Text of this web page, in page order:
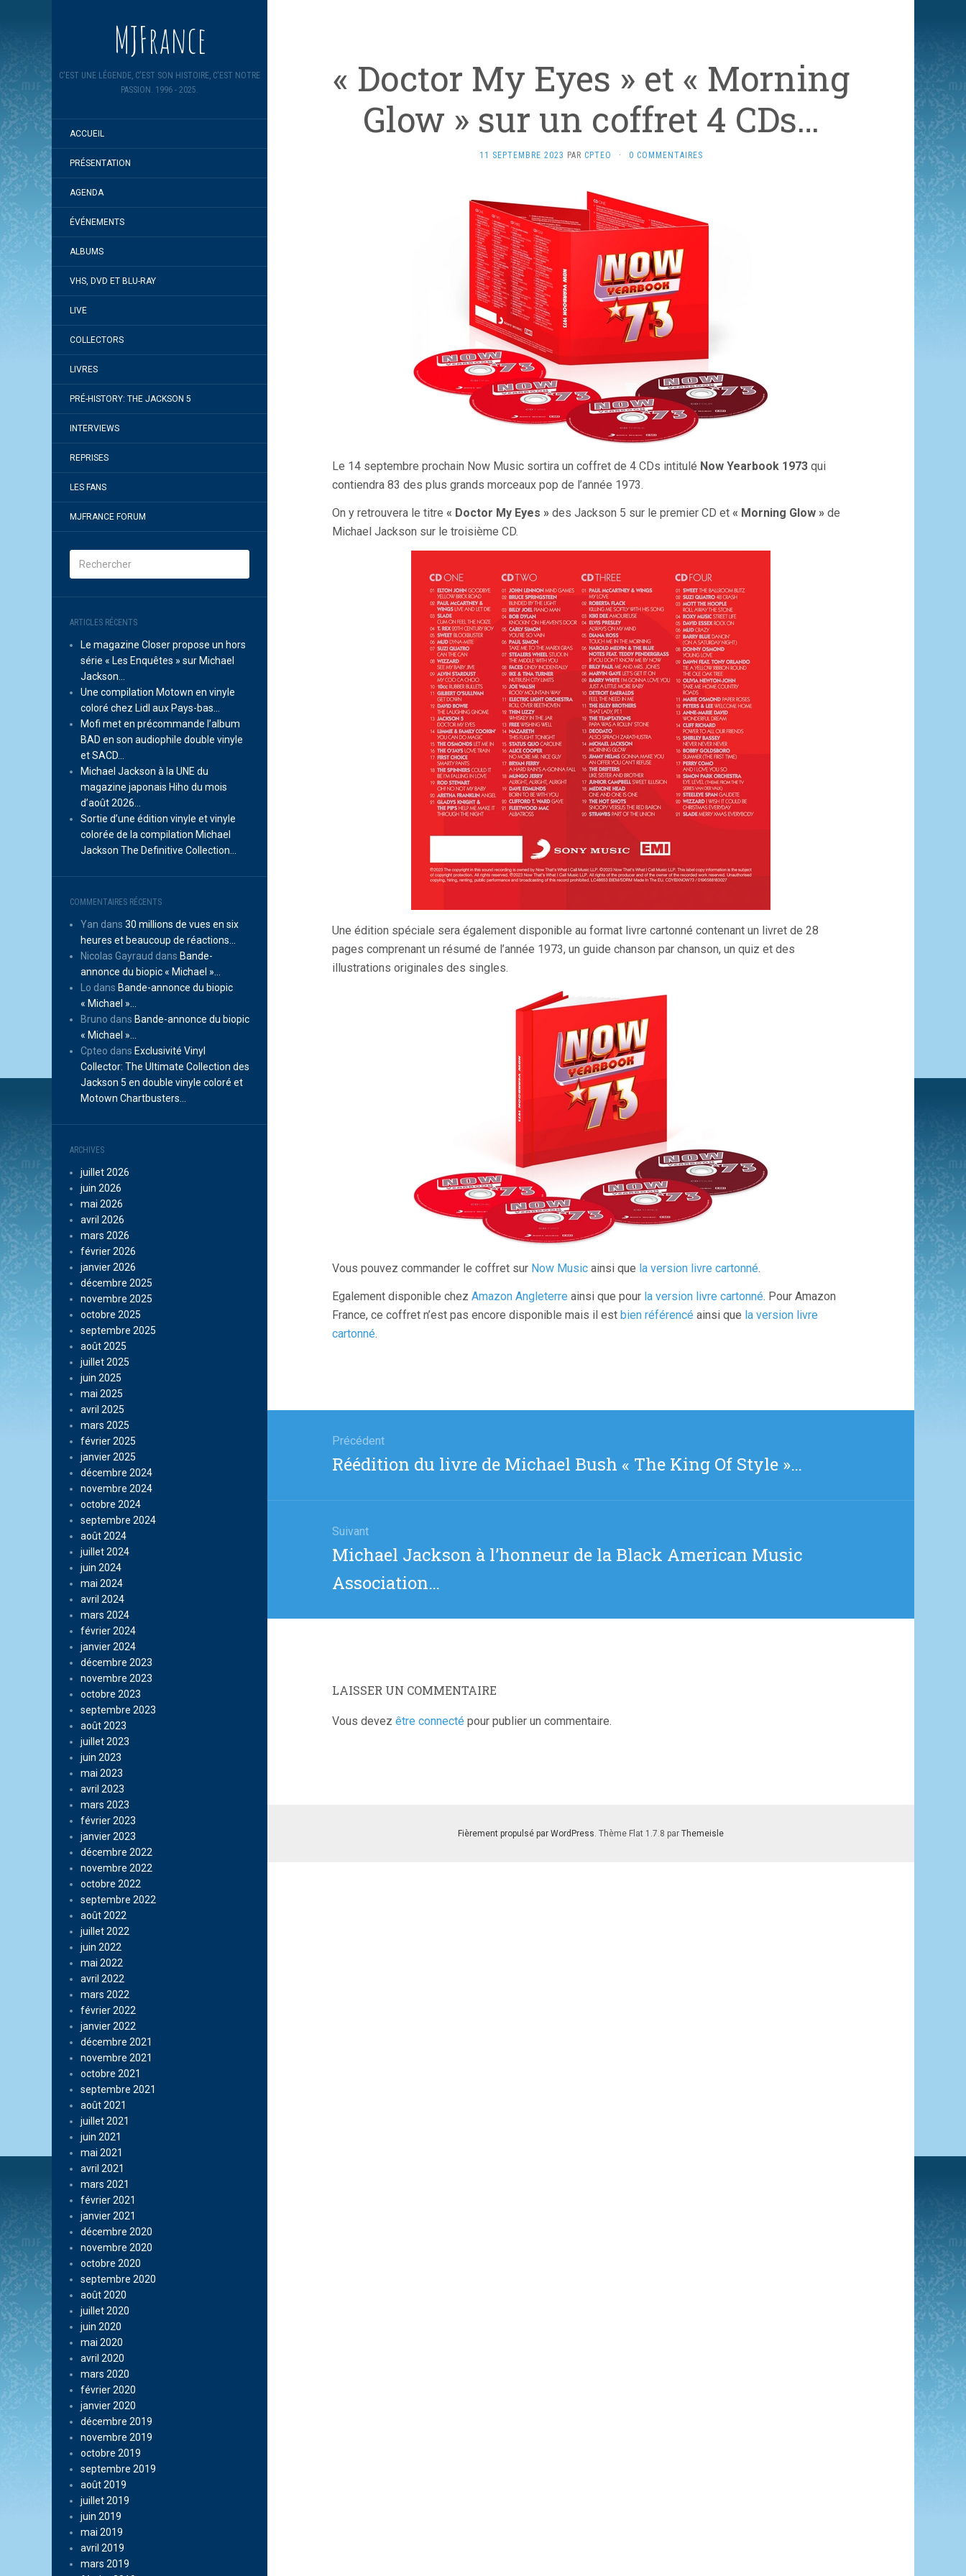
MJFrance
C'EST UNE LÉGENDE, C'EST SON HISTOIRE, C'EST NOTRE
PASSION. 1996 - 2025.
ACCUEIL
PRÉSENTATION
AGENDA
ÉVÉNEMENTS
ALBUMS
VHS, DVD ET BLU-RAY
LIVE
COLLECTORS
LIVRES
PRÉ-HISTORY: THE JACKSON 5
INTERVIEWS
REPRISES
LES FANS
MJFRANCE FORUM
ARTICLES RÉCENTS
Le magazine Closer propose un hors
série « Les Enquêtes » sur Michael
Jackson…
Une compilation Motown en vinyle
coloré chez Lidl aux Pays-bas…
Mofi met en précommande l’album
BAD en son audiophile double vinyle
et SACD…
Michael Jackson à la UNE du
magazine japonais Hiho du mois
d’août 2026…
Sortie d’une édition vinyle et vinyle
colorée de la compilation Michael
Jackson The Definitive Collection…
COMMENTAIRES RÉCENTS
Yan dans 30 millions de vues en six
heures et beaucoup de réactions…
Nicolas Gayraud dans Bande-
annonce du biopic « Michael »…
Lo dans Bande-annonce du biopic
« Michael »…
Bruno dans Bande-annonce du biopic
« Michael »…
Cpteo dans Exclusivité Vinyl
Collector: The Ultimate Collection des
Jackson 5 en double vinyle coloré et
Motown Chartbusters…
ARCHIVES
juillet 2026
juin 2026
mai 2026
avril 2026
mars 2026
février 2026
janvier 2026
décembre 2025
novembre 2025
octobre 2025
septembre 2025
août 2025
juillet 2025
juin 2025
mai 2025
avril 2025
mars 2025
février 2025
janvier 2025
décembre 2024
novembre 2024
octobre 2024
septembre 2024
août 2024
juillet 2024
juin 2024
mai 2024
avril 2024
mars 2024
février 2024
janvier 2024
décembre 2023
novembre 2023
octobre 2023
septembre 2023
août 2023
juillet 2023
juin 2023
mai 2023
avril 2023
mars 2023
février 2023
janvier 2023
décembre 2022
novembre 2022
octobre 2022
septembre 2022
août 2022
juillet 2022
juin 2022
mai 2022
avril 2022
mars 2022
février 2022
janvier 2022
décembre 2021
novembre 2021
octobre 2021
septembre 2021
août 2021
juillet 2021
juin 2021
mai 2021
avril 2021
mars 2021
février 2021
janvier 2021
décembre 2020
novembre 2020
octobre 2020
septembre 2020
août 2020
juillet 2020
juin 2020
mai 2020
avril 2020
mars 2020
février 2020
janvier 2020
décembre 2019
novembre 2019
octobre 2019
septembre 2019
août 2019
juillet 2019
juin 2019
mai 2019
avril 2019
mars 2019
« Doctor My Eyes » et « Morning
Glow » sur un coffret 4 CDs…
11 SEPTEMBRE 2023 PAR CPTEO · 0 COMMENTAIRES
Le 14 septembre prochain Now Music sortira un coffret de 4 CDs intitulé Now Yearbook 1973 qui
contiendra 83 des plus grands morceaux pop de l’année 1973.
On y retrouvera le titre « Doctor My Eyes » des Jackson 5 sur le premier CD et « Morning Glow » de
Michael Jackson sur le troisième CD.
Une édition spéciale sera également disponible au format livre cartonné contenant un livret de 28
pages comprenant un résumé de l’année 1973, un guide chanson par chanson, un quiz et des
illustrations originales des singles.
Vous pouvez commander le coffret sur Now Music ainsi que la version livre cartonné.
Egalement disponible chez Amazon Angleterre ainsi que pour la version livre cartonné. Pour Amazon
France, ce coffret n’est pas encore disponible mais il est bien référencé ainsi que la version livre
cartonné.
l’article
Précédent
Article
Réédition du livre de Michael Bush « The King Of Style »…
Suivant
Article
:
Michael Jackson à l’honneur de la Black American Music
Association…
LAISSER UN COMMENTAIRE
Vous devez être connecté pour publier un commentaire.
Fièrement propulsé par WordPress. Thème Flat 1.7.8 par Themeisle